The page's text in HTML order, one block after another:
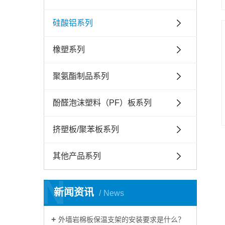
硅酸铝系列
橡塑系列
聚氨酯制品系列
酚醛泡沫塑料（PF）板系列
挤塑板/聚苯板系列
其他产品系列
新闻资讯 News
N
外墙岩棉板保温支架的安装要求是什么？